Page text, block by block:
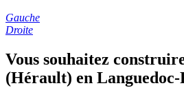
Gauche
Droite
Vous souhaitez
(Hérault) en Languedoc-